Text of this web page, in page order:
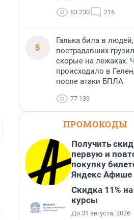
83 230 216
5
Галька била в людей,
пострадавших
скорые на лежаках.
происходило в
после атаки БПЛА
77 139
ПРОМОКОДЫ
Получить
первую и
покупку
Яндекс Афише
Скидка 11%
курсы
До 31 августа, 2026